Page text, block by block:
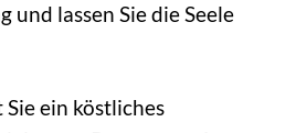
und lassen Sie die Seele
ein köstliches